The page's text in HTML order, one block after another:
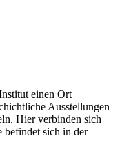
einen Ort
Ausstellungen
Hier verbinden sich
sich in der